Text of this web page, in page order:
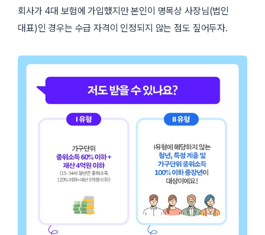
회사가 4대 보험에 가입했지만 본인이 명목상 사장님(법인
대표)인 경우는 수급 자격이 인정되지 않는 점도 짚어두자.